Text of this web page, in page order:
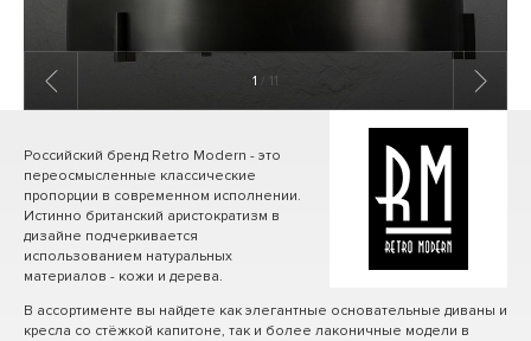
1 / 11
Российский бренд Retro Modern - это
переосмысленные классические
пропорции в современном исполнении.
Истинно британский аристократизм в
дизайне подчеркивается
использованием натуральных
материалов - кожи и дерева.
В ассортименте вы найдете как элегантные основательные диваны и
кресла со стёжкой капитоне, так и более лаконичные модели в